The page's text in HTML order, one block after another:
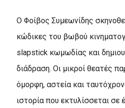
Ο Φοίβος Συμεωνίδης
κώδικες του βωβού
slapstick κωμωδίας και
διάδραση. Οι μικροί θεατές
όμορφη, αστεία και
ιστορία που εκτυλίσσεται σε